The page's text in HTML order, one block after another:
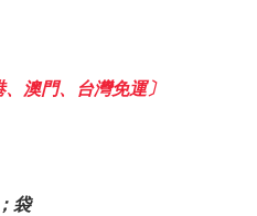
澳門、台灣免運〕
袋